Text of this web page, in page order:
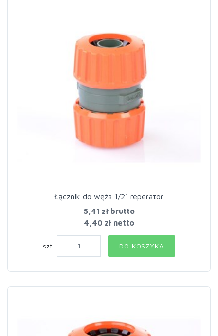
Łącznik do węża 1/2" reperator
5,41 złbrutto
4,40 zł netto
szt. DO KOSZYKA